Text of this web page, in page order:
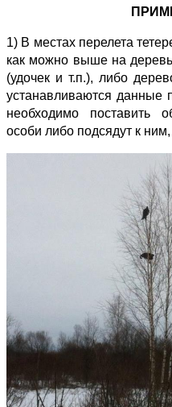
1) В местах перелета
как можно выше на
(удочек и т.п.), либо
устанавливаются данные
необходимо поставить
особи либо подсядут к